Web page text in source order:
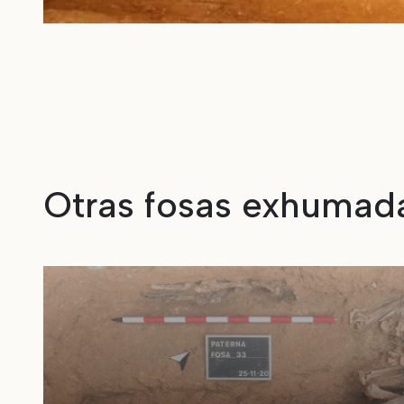
Otras fosas